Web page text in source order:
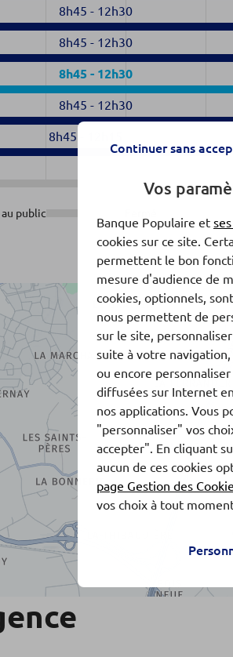
8h45 - 12h30
8h45 - 12h30
8h45 - 12h30
8h45 - 12h30
8h45
public
Continuer sans
Vos
Banque Populaire et
cookies sur ce site.
permettent le bon
mesure d'audience de
cookies, optionnels,
nous permettent de
sur le site,
suite à votre
ou encore
diffusées sur Internet
nos applications. Vous
"personnaliser" vos
accepter". En cliquant
aucun de ces cookies
page Gestion des
vos choix à tout